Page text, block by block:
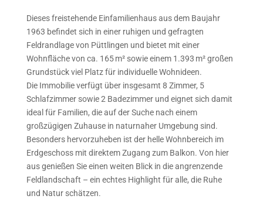
Dieses freistehende Einfamilienhaus aus dem Baujahr
1963 befindet sich in einer ruhigen und gefragten
Feldrandlage von Püttlingen und bietet mit einer
Wohnfläche von ca. 165 m² sowie einem 1.393 m² großen
Grundstück viel Platz für individuelle Wohnideen.
Die Immobilie verfügt über insgesamt 8 Zimmer, 5
Schlafzimmer sowie 2 Badezimmer und eignet sich damit
ideal für Familien, die auf der Suche nach einem
großzügigen Zuhause in naturnaher Umgebung sind.
Besonders hervorzuheben ist der helle Wohnbereich im
Erdgeschoss mit direktem Zugang zum Balkon. Von hier
aus genießen Sie einen weiten Blick in die angrenzende
Feldlandschaft – ein echtes Highlight für alle, die Ruhe
und Natur schätzen.